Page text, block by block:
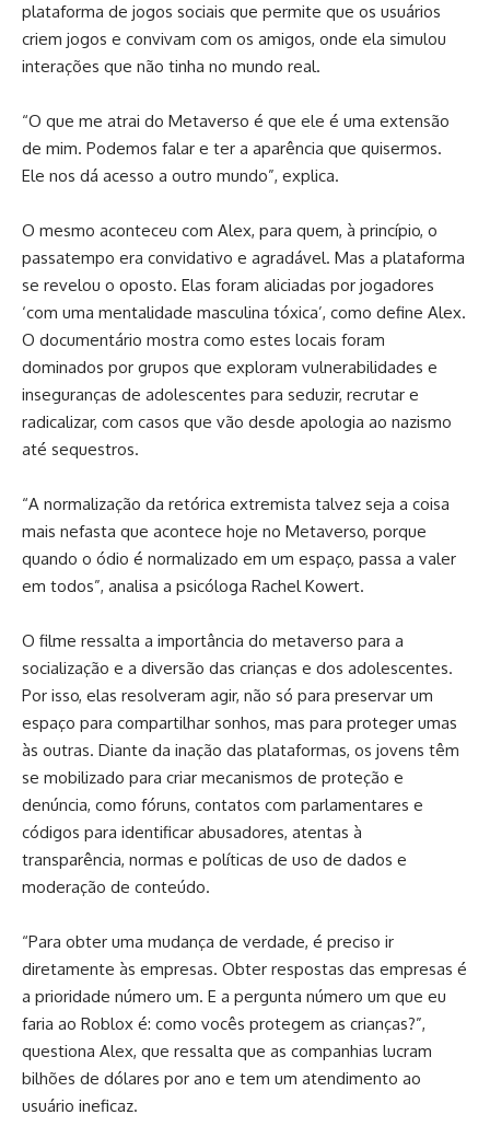
plataforma de jogos sociais que permite que os usuários
criem jogos e convivam com os amigos, onde ela simulou
interações que não tinha no mundo real.
“O que me atrai do Metaverso é que ele é uma extensão
de mim. Podemos falar e ter a aparência que quisermos.
Ele nos dá acesso a outro mundo”, explica.
O mesmo aconteceu com Alex, para quem, à princípio, o
passatempo era convidativo e agradável. Mas a plataforma
se revelou o oposto. Elas foram aliciadas por jogadores
‘com uma mentalidade masculina tóxica’, como define Alex.
O documentário mostra como estes locais foram
dominados por grupos que exploram vulnerabilidades e
inseguranças de adolescentes para seduzir, recrutar e
radicalizar, com casos que vão desde apologia ao nazismo
até sequestros.
“A normalização da retórica extremista talvez seja a coisa
mais nefasta que acontece hoje no Metaverso, porque
quando o ódio é normalizado em um espaço, passa a valer
em todos”, analisa a psicóloga Rachel Kowert.
O filme ressalta a importância do metaverso para a
socialização e a diversão das crianças e dos adolescentes.
Por isso, elas resolveram agir, não só para preservar um
espaço para compartilhar sonhos, mas para proteger umas
às outras. Diante da inação das plataformas, os jovens têm
se mobilizado para criar mecanismos de proteção e
denúncia, como fóruns, contatos com parlamentares e
códigos para identificar abusadores, atentas à
transparência, normas e políticas de uso de dados e
moderação de conteúdo.
“Para obter uma mudança de verdade, é preciso ir
diretamente às empresas. Obter respostas das empresas é
a prioridade número um. E a pergunta número um que eu
faria ao Roblox é: como vocês protegem as crianças?”,
questiona Alex, que ressalta que as companhias lucram
bilhões de dólares por ano e tem um atendimento ao
usuário ineficaz.